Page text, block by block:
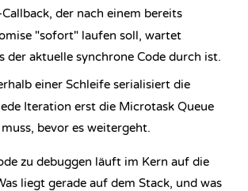
Callback, der nach einem bereits
"sofort" laufen soll, wartet
der aktuelle synchrone Code durch ist.
einer Schleife serialisiert die
Iteration erst die Microtask Queue
bevor es weitergeht.
zu debuggen läuft im Kern auf die
liegt gerade auf dem Stack, und was